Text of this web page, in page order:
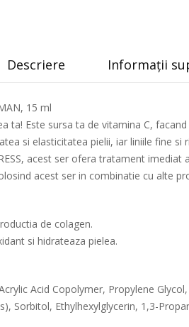
Descriere Informații
15 ml
ta! Este sursa ta de vitamina C,
si elasticitatea pielii, iar liniile fine si
acest ser ofera tratament
acest ser in combinatie cu alte
de colagen.
si hidrateaza pielea.
Acid Copolymer, Propylene
Sorbitol, Ethylhexylglycerin, 1,3-